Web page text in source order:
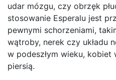
udar mózgu, czy obrzęk
stosowanie Esperalu jest
pewnymi schorzeniami,
wątroby, nerek czy układu
w podeszłym wieku,
piersią.